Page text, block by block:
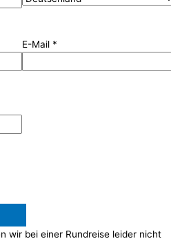
E-Mail *
wir bei einer Rundreise leider nicht